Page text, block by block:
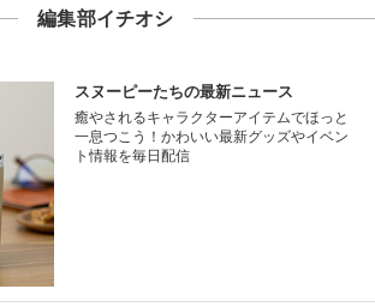
編集部イチオシ
スヌーピーたちの最新ニュース
癒やされるキャラクターアイテムでほっと
一息つこう！かわいい最新グッズやイベン
ト情報を毎日配信